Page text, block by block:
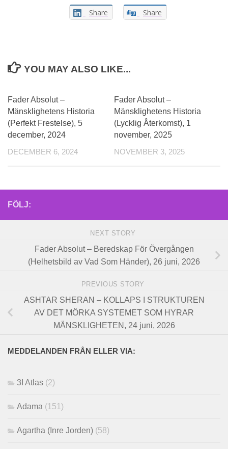
Share Share
YOU MAY ALSO LIKE...
Fader Absolut –
Mänsklighetens Historia
(Perfekt Frestelse), 5
december, 2024
DECEMBER 6, 2024
Fader Absolut –
Mänsklighetens Historia
(Lycklig Återkomst), 1
november, 2025
NOVEMBER 3, 2025
FÖLJ:
NEXT STORY
Fader Absolut – Beredskap För Övergången
(Helhetsbild av Vad Som Händer), 26 juni, 2026
PREVIOUS STORY
ASHTAR SHERAN – KOLLAPS I STRUKTUREN
AV DET MÖRKA SYSTEMET SOM HYRAR
MÄNSKLIGHETEN, 24 juni, 2026
MEDDELANDEN FRÅN ELLER VIA:
3I Atlas (2)
Adama (151)
Agartha (Inre Jorden) (58)